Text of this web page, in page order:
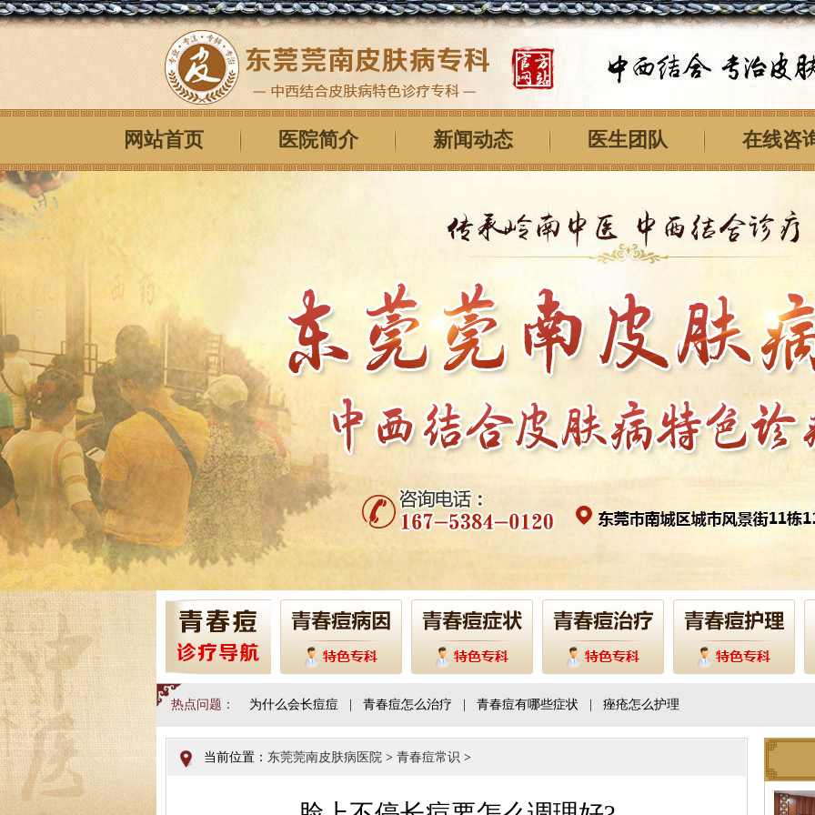
网站首页 医院简介 新闻动态 医生团队 在线咨
热点问题： 为什么会长痘痘 青春痘怎么治疗 青春痘有哪些症状 痤疮怎么护理
当前位置： 东莞莞南皮肤病医院 > 青春痘常识 >